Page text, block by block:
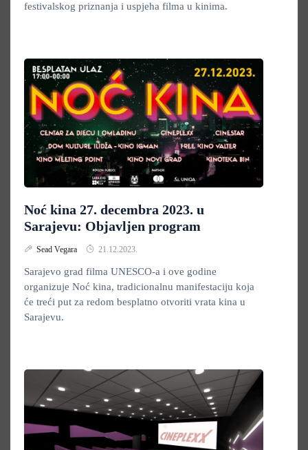
festivalskog priznanja i uspjeha filma u kinima.
Noć kina 27. decembra 2023. u
Sarajevu: Objavljen program
Sead Vegara 21.12.2023.
Sarajevo grad filma UNESCO-a i ove godine
organizuje Noć kina, tradicionalnu manifestaciju koja
će treći put za redom besplatno otvoriti vrata kina u
Sarajevu.